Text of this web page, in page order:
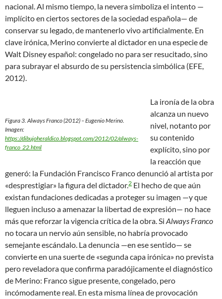
nacional. Al mismo tiempo, la nevera simboliza el intento —
implícito en ciertos sectores de la sociedad española— de
conservar su legado, de mantenerlo vivo artificialmente. En
clave irónica, Merino convierte al dictador en una especie de
Walt Disney español: congelado no para ser resucitado, sino
para subrayar el absurdo de su persistencia simbólica (EFE,
2012).
Figura 3. Always Franco (2012) – Eugenio Merino.
Imagen:
https://dibujoheraldico.blogspot.com/2012/02/always-
franco_22.html
La ironía de la obra
alcanza un nuevo
nivel, notanto por
su contenido
explícito, sino por
la reacción que
generó: la Fundación Francisco Franco denunció al artista por
«desprestigiar» la figura del dictador.2 El hecho de que aún
existan fundaciones dedicadas a proteger su imagen —y que
lleguen incluso a amenazar la libertad de expresión— no hace
más que reforzar la vigencia crítica de la obra. Si Always Franco
no tocara un nervio aún sensible, no habría provocado
semejante escándalo. La denuncia —en ese sentido— se
convierte en una suerte de «segunda capa irónica» no prevista
pero reveladora que confirma paradójicamente el diagnóstico
de Merino: Franco sigue presente, congelado, pero
incómodamente real. En esta misma línea de provocación